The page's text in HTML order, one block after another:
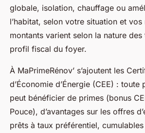
globale, isolation, chauffage ou
l’habitat, selon votre situation et vos
montants varient selon la nature
profil fiscal du foyer.
À MaPrimeRénov’ s’ajoutent les
d’Économie d’Énergie (CEE) : toute
peut bénéficier de primes (bonus
Pouce), d’avantages sur les offres
prêts à taux préférentiel,